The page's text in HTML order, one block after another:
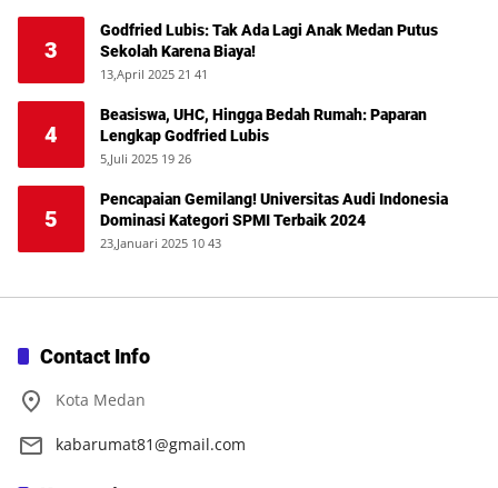
3
Godfried Lubis: Tak Ada Lagi Anak Medan Putus
Sekolah Karena Biaya!
13,April 2025 21 41
4
Beasiswa, UHC, Hingga Bedah Rumah: Paparan
Lengkap Godfried Lubis
5,Juli 2025 19 26
5
Pencapaian Gemilang! Universitas Audi Indonesia
Dominasi Kategori SPMI Terbaik 2024
23,Januari 2025 10 43
Contact Info
Kota Medan
kabarumat81@gmail.com